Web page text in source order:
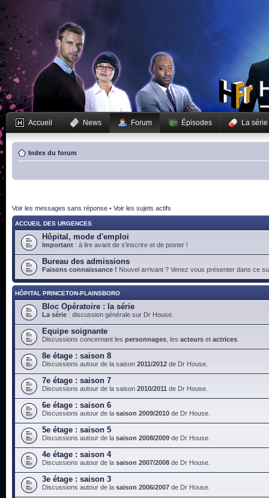
Accueil News Forum Épisodes La série
Index du forum
Voir les messages sans réponse • Voir les sujets actifs
ACCUEIL DES URGENCES
Hôpital, mode d'emploi
Important : à lire avant de s'inscrire et de poster !
Bureau des admissions
Faisons connaissance ! Nouvel arrivant ? Venez vous présenter dans ce
HÔPITAL PRINCETON-PLAINSBORO
Bloc Opératoire : la série
La série : discussion générale sur Dr House.
Equipe soignante
Discussions concernant les personnages , les acteurs et actrices
8e étage : saison 8
Discussions autour de la saison 2011/2012 de Dr House.
7e étage : saison 7
Discussions autour de la saison 2010/2011 de Dr House.
6e étage : saison 6
Discussions autour de la saison 2009/2010 de Dr House.
5e étage : saison 5
Discussions autour de la saison 2008/2009 de Dr House.
4e étage : saison 4
Discussions autour de la saison 2007/2008 de Dr House.
3e étage : saison 3
Discussions autour de la saison 2006/2007 de Dr House.